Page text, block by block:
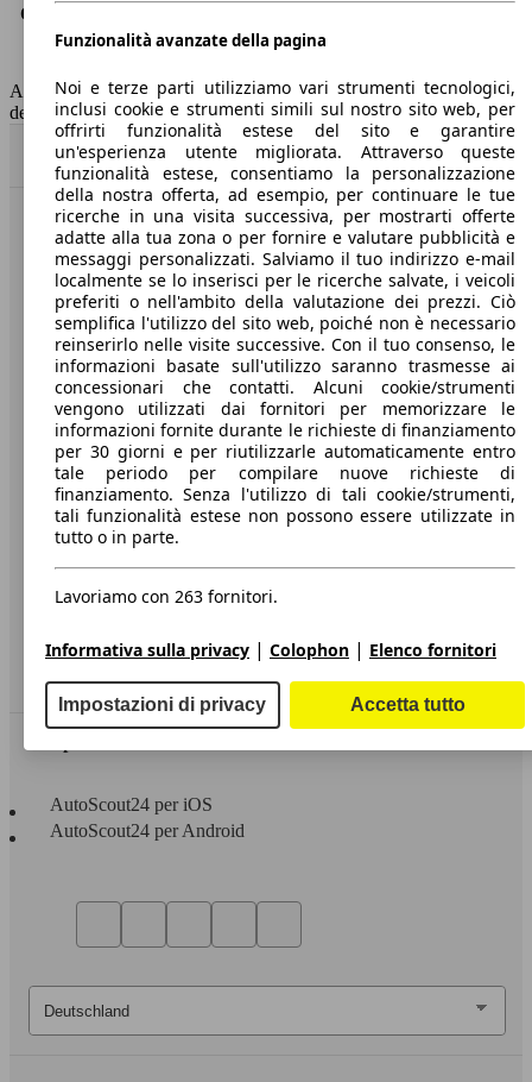
Consumo (combinato)*
Classe di emissione
Euro 6
AutoScout24 non si assume alcuna responsabilità per la correttezza
dei dati.
Torna su
Benvenuti su AutoScout24, il mercato auto europeo.
Società
A proposito di AutoScout24
Stampa
Media
Condizioni generali
Informazioni
Dichiarazione di Accessibilità
Servizi
Area rivenditori
AutoScout24 per iOS
AutoScout24 per Android
Funzionalità avanzate della pagina
Noi e terze parti utilizziamo vari strumenti tecnologici,
inclusi cookie e strumenti simili sul nostro sito web, per
offrirti funzionalità estese del sito e garantire
un'esperienza utente migliorata. Attraverso queste
funzionalità estese, consentiamo la personalizzazione
della nostra offerta, ad esempio, per continuare le tue
ricerche in una visita successiva, per mostrarti offerte
adatte alla tua zona o per fornire e valutare pubblicità e
messaggi personalizzati. Salviamo il tuo indirizzo e-mail
localmente se lo inserisci per le ricerche salvate, i veicoli
preferiti o nell'ambito della valutazione dei prezzi. Ciò
semplifica l'utilizzo del sito web, poiché non è necessario
reinserirlo nelle visite successive. Con il tuo consenso, le
informazioni basate sull'utilizzo saranno trasmesse ai
concessionari che contatti. Alcuni cookie/strumenti
vengono utilizzati dai fornitori per memorizzare le
informazioni fornite durante le richieste di finanziamento
per 30 giorni e per riutilizzarle automaticamente entro
tale periodo per compilare nuove richieste di
finanziamento. Senza l'utilizzo di tali cookie/strumenti,
tali funzionalità estese non possono essere utilizzate in
tutto o in parte.
Lavoriamo con 263 fornitori.
Informativa sulla privacy | Colophon | Elenco fornitori
Impostazioni di privacy Accetta tutto